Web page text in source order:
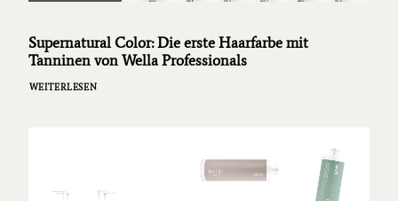
Supernatural Color: Die erste Haarfarbe mit
Tanninen von Wella Professionals
WEITERLESEN